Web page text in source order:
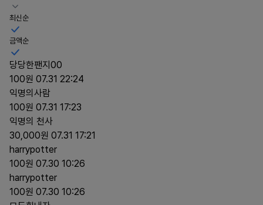
최신순
금액순
당당한팬지00
100원 07.31 22:24
익명의사람
100원 07.31 17:23
익명의 천사
30,000원 07.31 17:21
harrypotter
100원 07.30 10:26
harrypotter
100원 07.30 10:26
확인